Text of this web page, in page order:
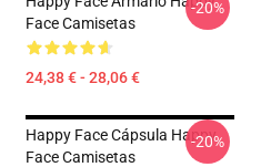
Face Camisetas
24,38 € - 28,06 €
-20%
Happy Face Cápsula Happy
Face Camisetas
-20%